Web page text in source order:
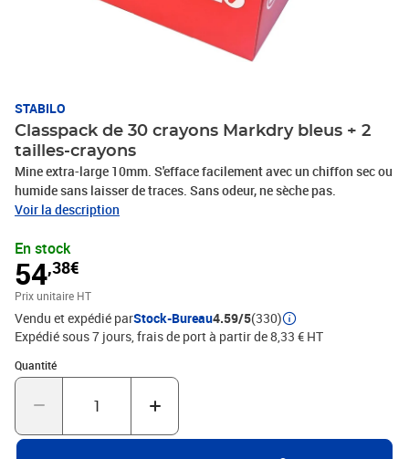
STABILO
Classpack de 30 crayons Markdry bleus + 2
tailles-crayons
Mine extra-large 10mm. S'efface facilement avec un chiffon sec ou
humide sans laisser de traces. Sans odeur, ne sèche pas.
Voir la description
En stock
54,38€
Prix unitaire HT
Vendu et expédié parStock-Bureau4.59/5(330)
Expédié sous 7 jours, frais de port à partir de 8,33 € HT
Quantité
Quantité : 1